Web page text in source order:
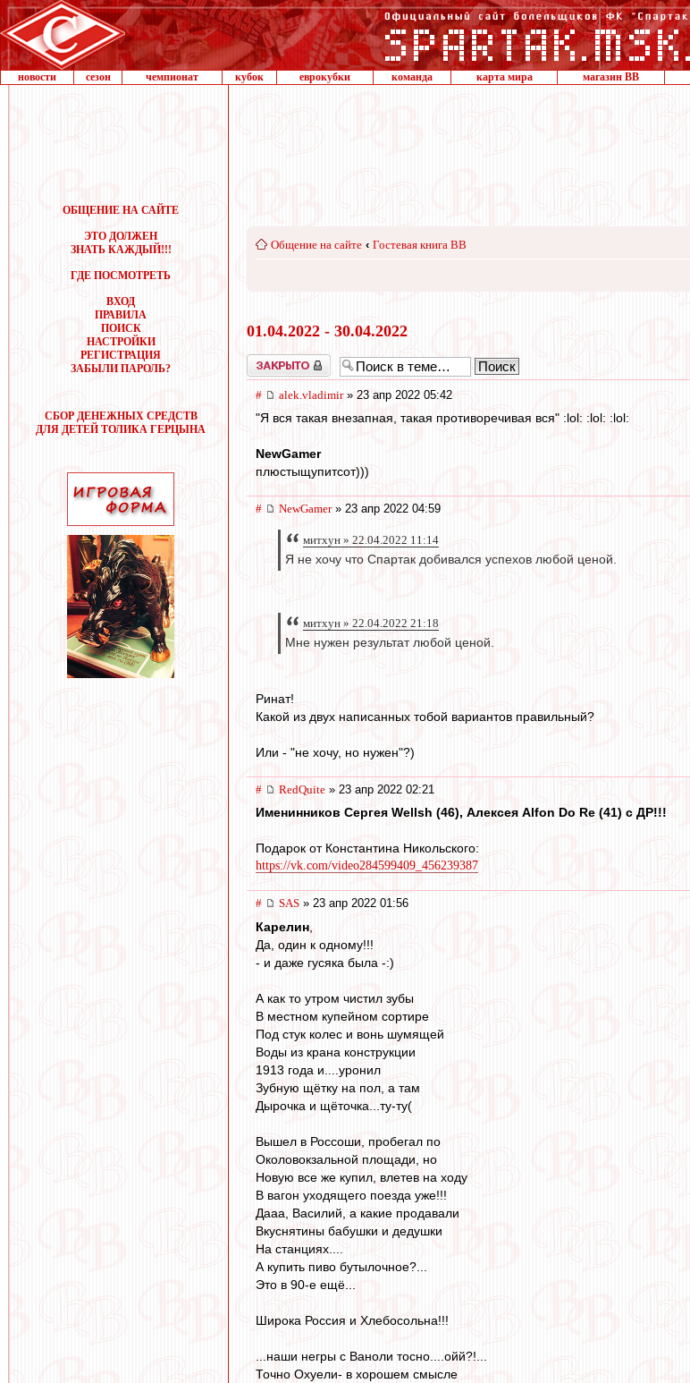
новости сезон чемпионат кубок еврокубки команда карта мира магазин ВВ
ОБЩЕНИЕ НА САЙТЕ
ЭТО ДОЛЖЕН
ЗНАТЬ КАЖДЫЙ!!!
ГДЕ ПОСМОТРЕТЬ
ВХОД
ПРАВИЛА
ПОИСК
НАСТРОЙКИ
РЕГИСТРАЦИЯ
ЗАБЫЛИ ПАРОЛЬ?
СБОР ДЕНЕЖНЫХ СРЕДСТВ
ДЛЯ ДЕТЕЙ ТОЛИКА ГЕРЦЫНА
Общение на сайте ‹ Гостевая книга ВВ
01.04.2022 - 30.04.2022
Закрыто
# alek.vladimir» 23 апр 2022 05:42
"Я вся такая внезапная, такая противоречивая вся" :lol: :lol: :lol:
NewGamer
плюстыщупитсот)))
# NewGamer» 23 апр 2022 04:59
митхун » 22.04.2022 11:14
Я не хочу что Спартак добивался успехов любой ценой.
митхун » 22.04.2022 21:18
Мне нужен результат любой ценой.
Ринат!
Какой из двух написанных тобой вариантов правильный?
Или - "не хочу, но нужен"?)
# RedQuite » 23 апр 2022 02:21
Именинников Сергея Wellsh (46), Алексея Alfon Do Re (41) с ДР!!!
Подарок от Константина Никольского:
https://vk.com/video284599409_456239387
# SAS » 23 апр 2022 01:56
Карелин
Да, один к одному!!!
- и даже гусяка была -:)
А как то утром чистил зубы
В местном купейном сортире
Под стук колес и вонь шумящей
Воды из крана конструкции
1913 года и....уронил
Зубную щётку на пол, а там
Дырочка и щёточка...ту-ту(
Вышел в Россоши, пробегал по
Околовокзальной площади, но
Новую все же купил, влетев на ходу
В вагон уходящего поезда уже!!!
Дааа, Василий, а какие продавали
Вкуснятины бабушки и дедушки
На станциях....
А купить пиво бутылочное?...
Это в 90-е ещё...
Широка Россия и Хлебосольна!!!
...наши негры с Ваноли тосно....ойй?!...
Точно Охуели- в хорошем смысле